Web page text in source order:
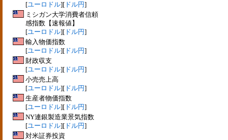
[ユーロドル][ ドル円]
ミシガン大学消費者信頼
感指数【速報値】
[ユーロドル][ ドル円]
輸入物価指数
[ユーロドル][ ドル円]
財政収支
[ユーロドル][ ドル円]
小売売上高
[ユーロドル][ ドル円]
生産者物価指数
[ユーロドル][ ドル円]
NY連銀製造業景気指数
[ユーロドル][ ドル円]
対米証券投資